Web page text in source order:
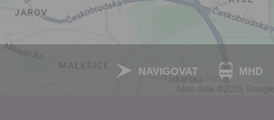
NAVIGOVAT MHD
zpracováním osobních údajů pro tento
Vyplněním a odesláním tohoto
let.